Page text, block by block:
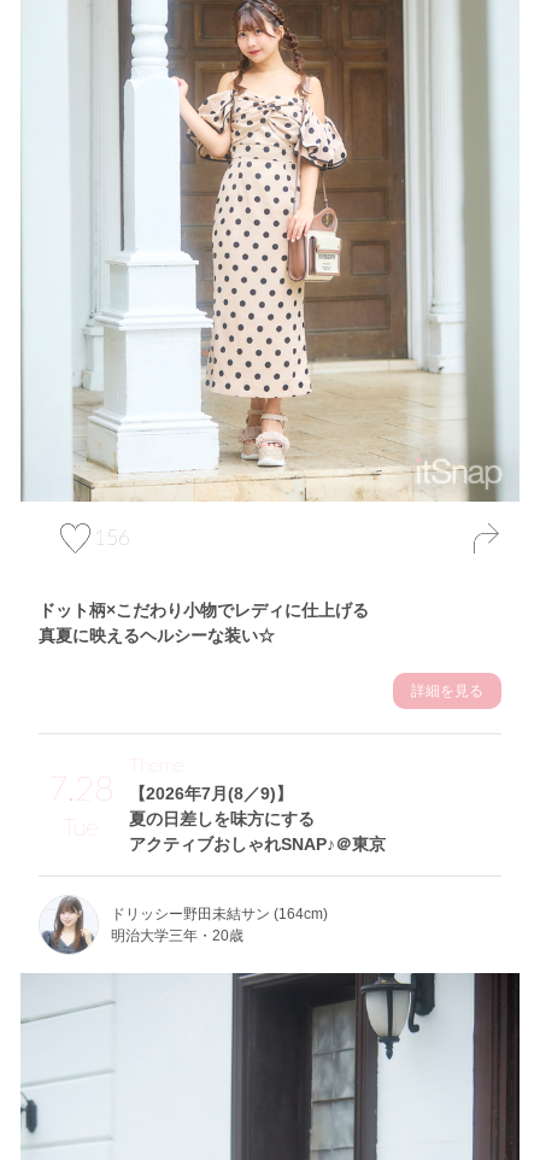
156
ドット柄×こだわり小物でレディに仕上げる
真夏に映えるヘルシーな装い☆
詳細を見る
7.28
Tue
【2026年7月(8／9)】
夏の日差しを味方にする
アクティブおしゃれSNAP♪＠東京
Theme
ドリッシー野田未結サン (164cm)
明治大学三年・20歳